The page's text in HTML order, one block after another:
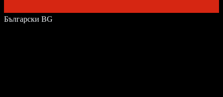
Български BG